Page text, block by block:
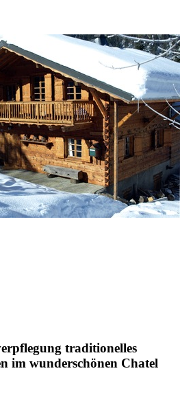
traditionelles
im wunderschönen Chatel